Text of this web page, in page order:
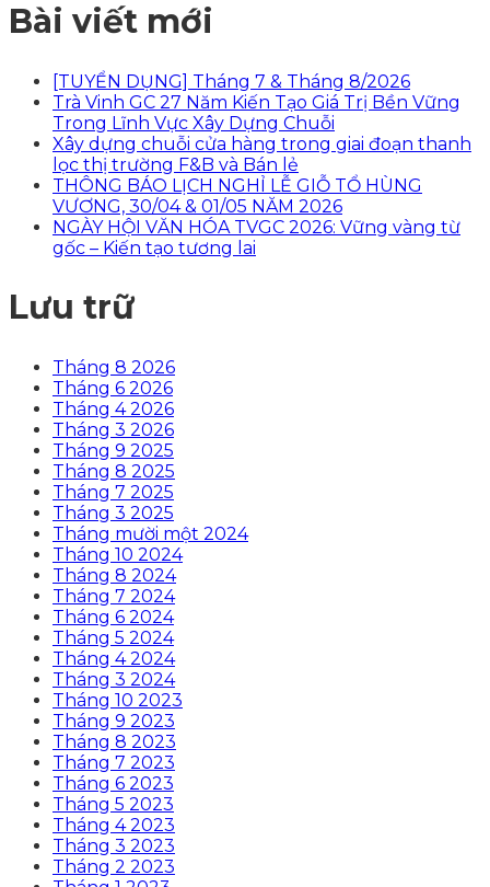
Bài viết mới
[TUYỂN DỤNG] Tháng 7 & Tháng 8/2026
Trà Vinh GC 27 Năm Kiến Tạo Giá Trị Bền Vững
Trong Lĩnh Vực Xây Dựng Chuỗi
Xây dựng chuỗi cửa hàng trong giai đoạn thanh
lọc thị trường F&B và Bán lẻ
THÔNG BÁO LỊCH NGHỈ LỄ GIỖ TỔ HÙNG
VƯƠNG, 30/04 & 01/05 NĂM 2026
NGÀY HỘI VĂN HÓA TVGC 2026: Vững vàng từ
gốc – Kiến tạo tương lai
Lưu trữ
Tháng 8 2026
Tháng 6 2026
Tháng 4 2026
Tháng 3 2026
Tháng 9 2025
Tháng 8 2025
Tháng 7 2025
Tháng 3 2025
Tháng mười một 2024
Tháng 10 2024
Tháng 8 2024
Tháng 7 2024
Tháng 6 2024
Tháng 5 2024
Tháng 4 2024
Tháng 3 2024
Tháng 10 2023
Tháng 9 2023
Tháng 8 2023
Tháng 7 2023
Tháng 6 2023
Tháng 5 2023
Tháng 4 2023
Tháng 3 2023
Tháng 2 2023